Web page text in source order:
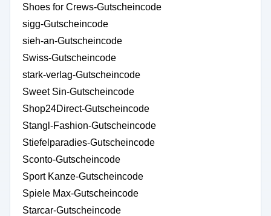
Shoes for Crews-Gutscheincode
sigg-Gutscheincode
sieh-an-Gutscheincode
Swiss-Gutscheincode
stark-verlag-Gutscheincode
Sweet Sin-Gutscheincode
Shop24Direct-Gutscheincode
Stangl-Fashion-Gutscheincode
Stiefelparadies-Gutscheincode
Sconto-Gutscheincode
Sport Kanze-Gutscheincode
Spiele Max-Gutscheincode
Starcar-Gutscheincode